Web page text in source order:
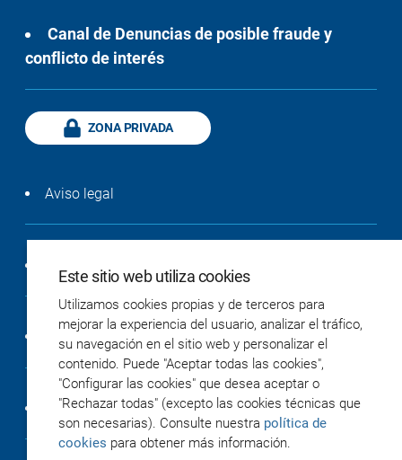
Canal de Denuncias de posible fraude y
conflicto de interés
ZONA PRIVADA
Aviso legal
Política de cookies
Accesibilidad
Este sitio web utiliza cookies
Utilizamos cookies propias y de terceros para
mejorar la experiencia del usuario, analizar el tráfico,
su navegación en el sitio web y personalizar el
contenido. Puede "Aceptar todas las cookies",
"Configurar las cookies" que desea aceptar o
"Rechazar todas" (excepto las cookies técnicas que
son necesarias). Consulte nuestra política de
cookies para obtener más información.